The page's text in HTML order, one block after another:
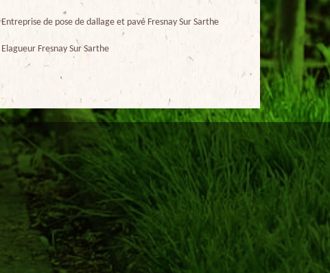
Entreprise de pose de dallage et pavé Fresnay Sur Sarthe
Elagueur Fresnay Sur Sarthe